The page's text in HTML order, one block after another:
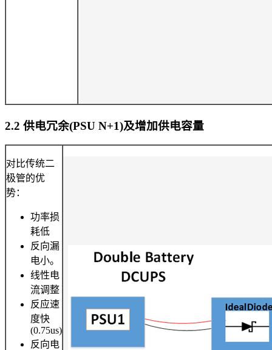
2.2 供电冗余(PSU N+1)及增加供电容量
对比传统二
极管的优
势：
功率损
耗低
反向漏
电小。
线性电
流调整
反应速
度快
(0.75us)
反向电